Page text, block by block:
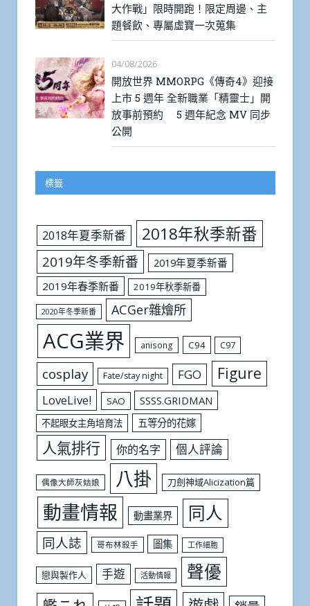
大作戰」限時開跑！限定周邊、主
題餐飲、專屬虛寶一次蒐集
04/08/2026
開放世界 MMORPG《傳奇4》迎接
上市 5 週年 全新職業「精靈士」開
放事前預約 5 週年紀念 MV 同步
公開
標籤
2018年夏季新番 2018年秋季新番
2019年冬季新番
2019年夏季新番
2019年春季新番
2019年秋季新番
2020年冬季新番 ACGer雜燴所
ACG業界 anisong C94 C97
cosplay Fate/stay night FGO Figure
LoveLive! SAO SSSS.GRIDMAN
不起眼女主角培育法 五等分的花嫁
人氣排行 你的名字 個人評論
偶像大師灰姑娘 八掛 刀劍神域Alicization篇
動畫情報 動畫業界 同人
同人誌 哥布林殺手 圖集 工作細胞
戀與製作人 手遊 活動情報 聲優